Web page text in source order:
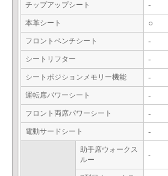
チップアップシート -
本革シート ○
フロントベンチシート -
シートリフター -
シートポジションメモリー機能 -
運転席パワーシート -
フロント両席パワーシート -
電動サードシート -
助手席ウォークス
ルー
-